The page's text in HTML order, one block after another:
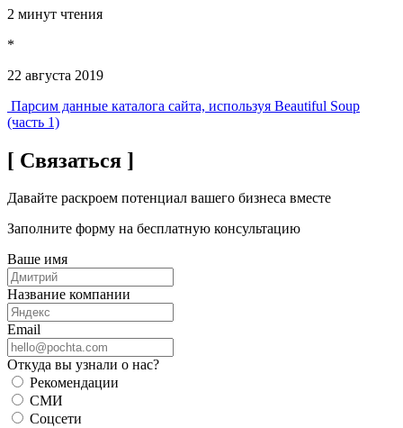
2 минут чтения
*
22 августа 2019
Парсим данные каталога сайта, используя Beautiful Soup
(часть 1)
[ Связаться ]
Давайте раскроем потенциал вашего бизнеса вместе
Заполните форму на бесплатную консультацию
Ваше имя
Название компании
Email
Откуда вы узнали о нас?
Рекомендации
СМИ
Соцсети